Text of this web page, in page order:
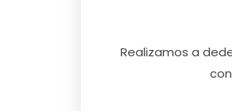
Realizamos a